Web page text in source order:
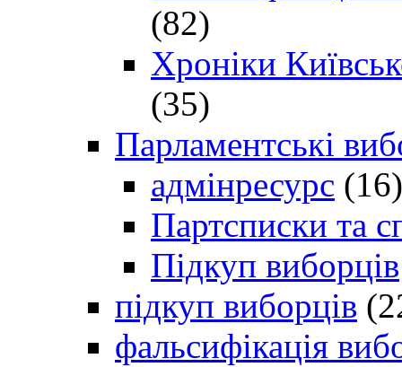
(82)
Хроніки
(35)
Парламентські
адмінресурс (16)
Партсписки та
Підкуп виборців
підкуп виборців
фальсифікація